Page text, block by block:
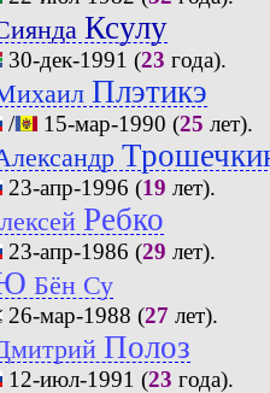
Ксулу
30-дек-1991 (23 года).
Плэтикэ
/ 15-мар-1990 (25 лет).
23-апр-1996 (19 лет).
Ребко
23-апр-1986 (29 лет).
Бён Су
26-мар-1988 (27 лет).
Полоз
12-июл-1991 (23 года).